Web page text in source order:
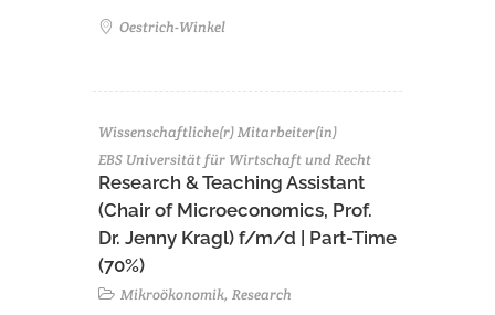
Oestrich-Winkel
Wissenschaftliche(r) Mitarbeiter(in)
EBS Universität für Wirtschaft und Recht
Research & Teaching Assistant
(Chair of Microeconomics, Prof.
Dr. Jenny Kragl) f/m/d | Part-Time
(70%)
Mikroökonomik, Research